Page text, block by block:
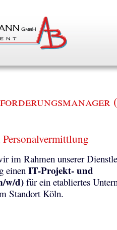
im Rahmen unserer
einenIT-Projekt- und
w/d)für ein etabliertes
Standort Köln.